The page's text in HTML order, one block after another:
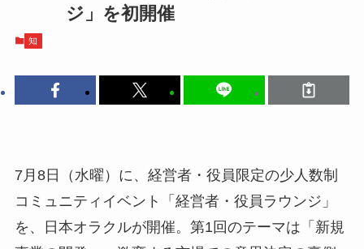
ジ」を初開催
知
7月8日（水曜）に、経営者・役員限定の少人数制
コミュニティイベント「経営者・役員ラウンジ」
を、日本オラクルが開催。第1回のテーマは「新規